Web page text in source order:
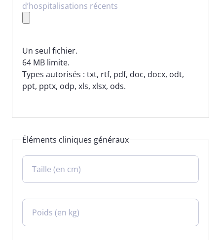
d’hospitalisations récents
Un seul fichier.
64 MB limite.
Types autorisés : txt, rtf, pdf, doc, docx, odt,
ppt, pptx, odp, xls, xlsx, ods.
Éléments cliniques généraux
Taille (en cm)
Poids (en kg)